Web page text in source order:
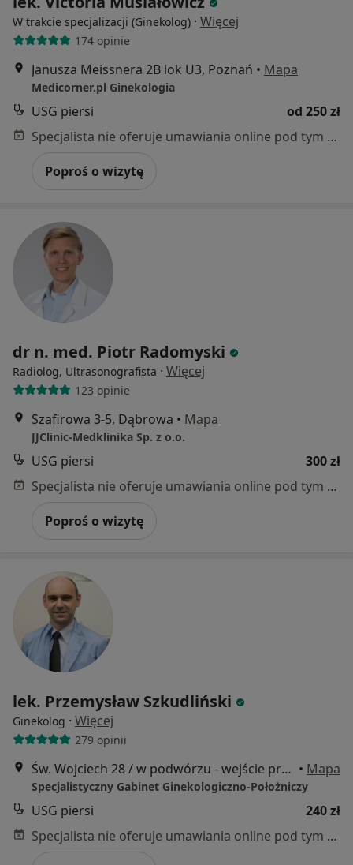
W trakcie specjalizacji (Ginekolog) · Więcej
174 opinie
Janusza Meissnera 2B lok U3, Poznań • Mapa
Medicorner.pl Ginekologia
USG piersi
od 250 zł
Specjalista nie oferuje umawiania online pod tym adresem.
Poproś o wizytę
dr n. med. Piotr Radomyski
Radiolog, Ultrasonografista · Więcej
123 opinie
Szafirowa 3-5, Dąbrowa • Mapa
JJClinic-Medklinika Sp. z o.o.
USG piersi
300 zł
Specjalista nie oferuje umawiania online pod tym adresem.
Poproś o wizytę
lek. Przemysław Szkudliński
Ginekolog · Więcej
279 opinii
Św. Wojciech 28 / w podwórzu - wejście przez bramę /, Poznań • Mapa
Specjalistyczny Gabinet Ginekologiczno-Położniczy
USG piersi
240 zł
Specjalista nie oferuje umawiania online pod tym adresem.